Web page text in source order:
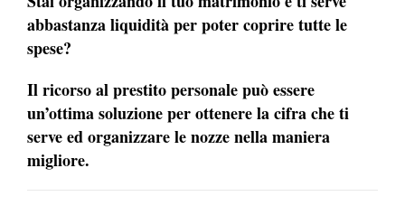
abbastanza liquidità per poter coprire tutte le
spese?
Il ricorso al prestito personale può essere
un’ottima soluzione per ottenere la cifra che ti
serve ed organizzare le nozze nella maniera
migliore.